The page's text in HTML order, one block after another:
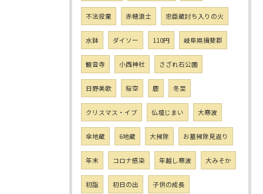
不法投棄 赤穂浪士 忠臣蔵討ち入りの火
水鉢 ダイソー 110円 岐阜県揖斐郡
観音寺 小西神社 さざれ石公園
日野美歌 桜空 鹿 冬至
クリスマス・イブ 仏壇じまい 大寒波
傘地蔵 6地蔵 大掃除 お墓掃除見返り
年末 コロナ感染 年越し寒波 大みそか
初詣 初日の出 子供の成長